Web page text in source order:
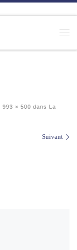
993 × 500 dans La
Suivant